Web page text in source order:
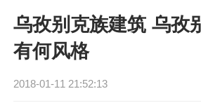
乌孜别克族建筑 乌孜
有何风格
2018-01-11 21:52:13